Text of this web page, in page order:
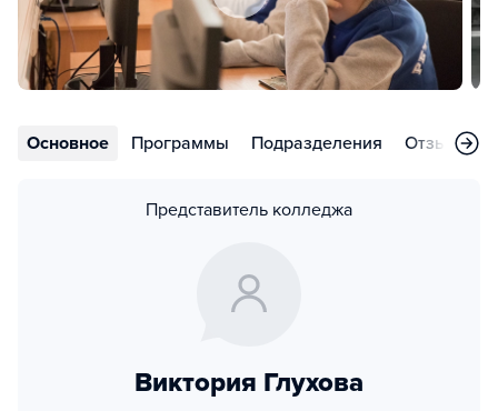
Основное Программы Подразделения Отзывы
Представитель колледжа
Виктория Глухова